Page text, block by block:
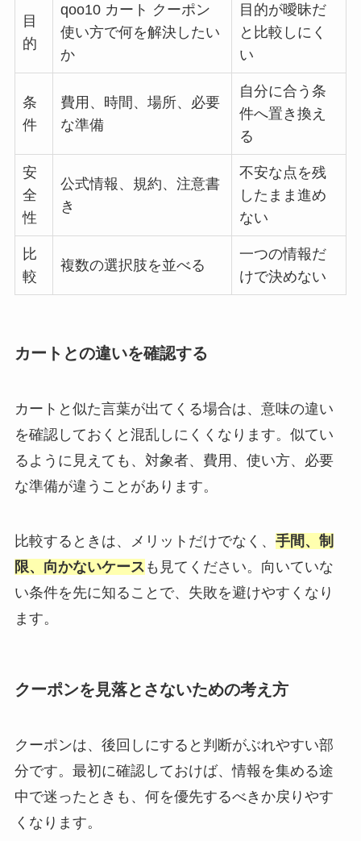
目
的
qoo10 カート クーポン
使い方で何を解決したい
か
目的が曖昧だ
と比較しにく
い
条
件
費用、時間、場所、必要
な準備
自分に合う条
件へ置き換え
る
安
全
性
公式情報、規約、注意書
き
不安な点を残
したまま進め
ない
比
較
複数の選択肢を並べる
一つの情報だ
けで決めない
カートとの違いを確認する
カートと似た言葉が出てくる場合は、意味の違い
を確認しておくと混乱しにくくなります。似てい
るように見えても、対象者、費用、使い方、必要
な準備が違うことがあります。
比較するときは、メリットだけでなく、 手間、制
限、向かないケース も見てください。向いていな
い条件を先に知ることで、失敗を避けやすくなり
ます。
クーポンを見落とさないための考え方
クーポンは、後回しにすると判断がぶれやすい部
分です。最初に確認しておけば、情報を集める途
中で迷ったときも、何を優先するべきか戻りやす
くなります。